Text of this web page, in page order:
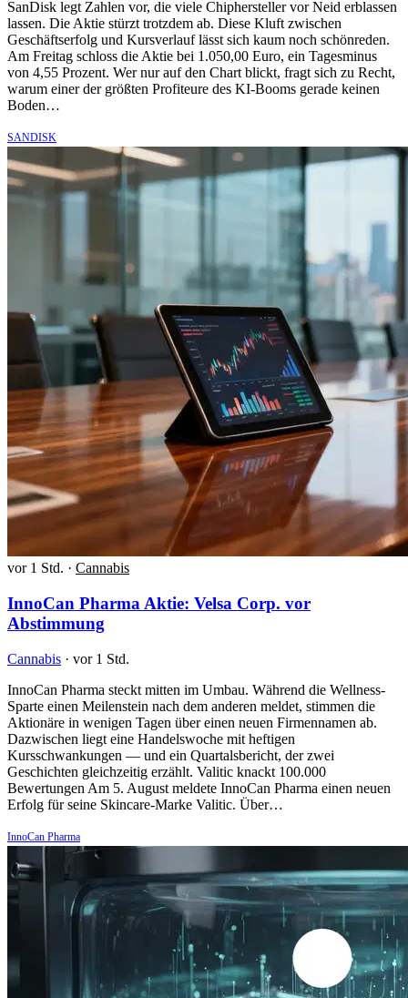
SanDisk legt Zahlen vor, die viele Chiphersteller vor Neid erblassen
lassen. Die Aktie stürzt trotzdem ab. Diese Kluft zwischen
Geschäftserfolg und Kursverlauf lässt sich kaum noch schönreden.
Am Freitag schloss die Aktie bei 1.050,00 Euro, ein Tagesminus
von 4,55 Prozent. Wer nur auf den Chart blickt, fragt sich zu Recht,
warum einer der größten Profiteure des KI-Booms gerade keinen
Boden…
SANDISK
vor 1 Std. · Cannabis
InnoCan Pharma Aktie: Velsa Corp. vor
Abstimmung
Cannabis · vor 1 Std.
InnoCan Pharma steckt mitten im Umbau. Während die Wellness-
Sparte einen Meilenstein nach dem anderen meldet, stimmen die
Aktionäre in wenigen Tagen über einen neuen Firmennamen ab.
Dazwischen liegt eine Handelswoche mit heftigen
Kursschwankungen — und ein Quartalsbericht, der zwei
Geschichten gleichzeitig erzählt. Valitic knackt 100.000
Bewertungen Am 5. August meldete InnoCan Pharma einen neuen
Erfolg für seine Skincare-Marke Valitic. Über…
InnoCan Pharma